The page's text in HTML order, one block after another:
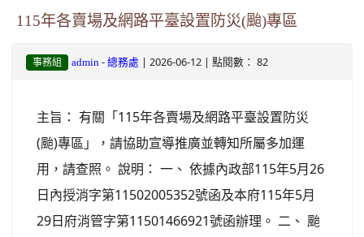
115年各賣場及網路平臺設置防災(颱)專區
事務組 admin- 總務處 | 2026-06-12 | 點閱數： 82
主旨： 有關「115年各賣場及網路平臺設置防災
(颱)專區」，請協助宣導推廣並轉知所屬多加運
用，請查照。 說明： 一、 依據內政部115年5月26
日內授消字第11502005352號函及本府115年5月
29日府消管字第11501466921號函辦理。 二、 颱